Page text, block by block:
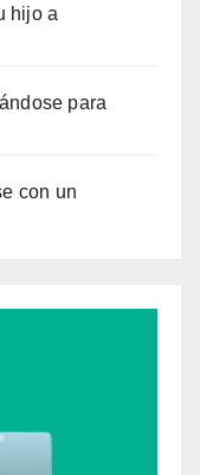
hijo a
para
con un